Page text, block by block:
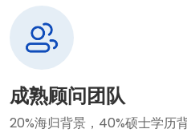
成熟顾问团队
20%海归背景，40%硕士学历